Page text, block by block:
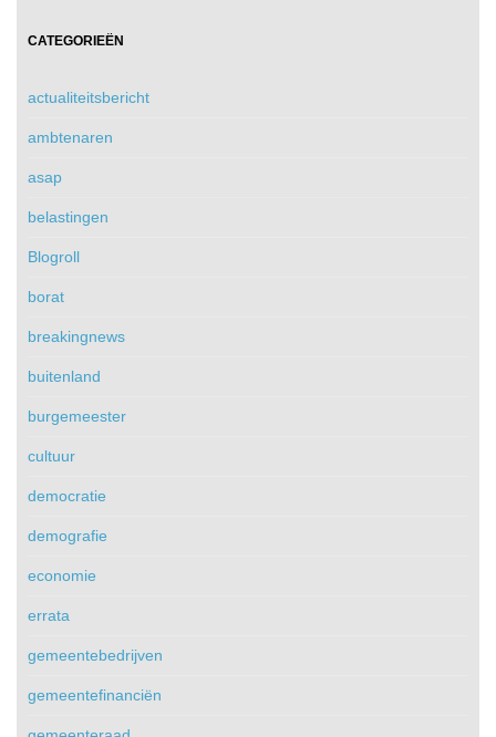
CATEGORIEËN
actualiteitsbericht
ambtenaren
asap
belastingen
Blogroll
borat
breakingnews
buitenland
burgemeester
cultuur
democratie
demografie
economie
errata
gemeentebedrijven
gemeentefinanciën